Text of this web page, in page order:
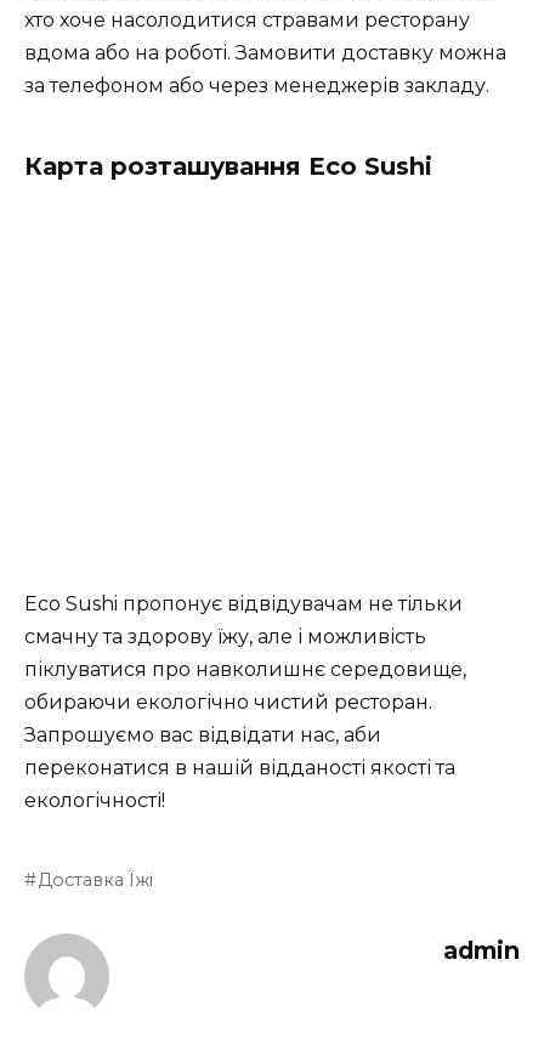
хто хоче насолодитися стравами ресторану
вдома або на роботі. Замовити доставку можна
за телефоном або через менеджерів закладу.
Карта розташування Eco Sushi
Eco Sushi пропонує відвідувачам не тільки
смачну та здорову їжу, але і можливість
піклуватися про навколишнє середовище,
обираючи екологічно чистий ресторан.
Запрошуємо вас відвідати нас, аби
переконатися в нашій відданості якості та
екологічності!
Доставка Їжі
admin